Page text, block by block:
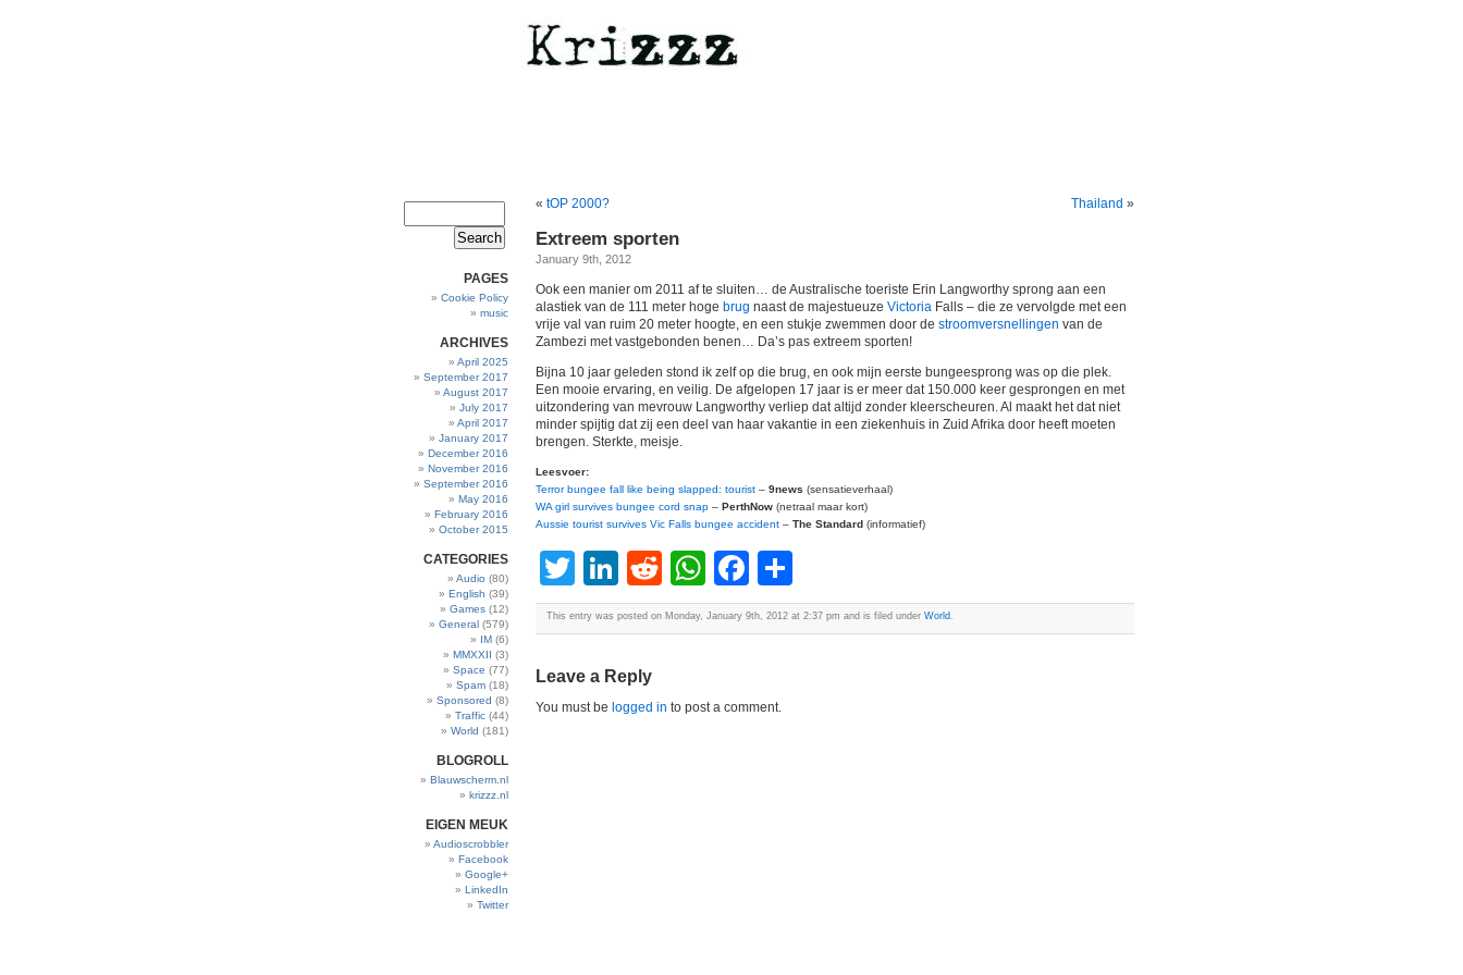
PAGES
Cookie Policy
music
ARCHIVES
April 2025
September 2017
August 2017
July 2017
April 2017
January 2017
December 2016
November 2016
September 2016
May 2016
February 2016
October 2015
CATEGORIES
Audio (80)
English (39)
Games (12)
General (579)
IM (6)
MMXXII (3)
Space (77)
Spam (18)
Sponsored (8)
Traffic (44)
World (181)
BLOGROLL
Blauwscherm.nl
krizzz.nl
EIGEN MEUK
Audioscrobbler
Facebook
Google+
LinkedIn
Twitter
« tOP 2000? Thailand »
Extreem sporten
January 9th, 2012
Ook een manier om 2011 af te sluiten… de Australische toeriste Erin Langworthy sprong aan een
alastiek van de 111 meter hoge brug naast de majestueuze Victoria Falls – die ze vervolgde met een
vrije val van ruim 20 meter hoogte, en een stukje zwemmen door de stroomversnellingen van de
Zambezi met vastgebonden benen… Da’s pas extreem sporten!
Bijna 10 jaar geleden stond ik zelf op die brug, en ook mijn eerste bungeesprong was op die plek.
Een mooie ervaring, en veilig. De afgelopen 17 jaar is er meer dat 150.000 keer gesprongen en met
uitzondering van mevrouw Langworthy verliep dat altijd zonder kleerscheuren. Al maakt het dat niet
minder spijtig dat zij een deel van haar vakantie in een ziekenhuis in Zuid Afrika door heeft moeten
brengen. Sterkte, meisje.
Leesvoer:
Terror bungee fall like being slapped: tourist – 9news (sensatieverhaal)
WA girl survives bungee cord snap – PerthNow (netraal maar kort)
Aussie tourist survives Vic Falls bungee accident – The Standard (informatief)
Twitter
LinkedIn
RedditWhatsApp
Facebook
This entry was posted on Monday, January 9th, 2012 at 2:37 pm and is filed under World .
Leave a Reply
You must be logged in to post a comment.